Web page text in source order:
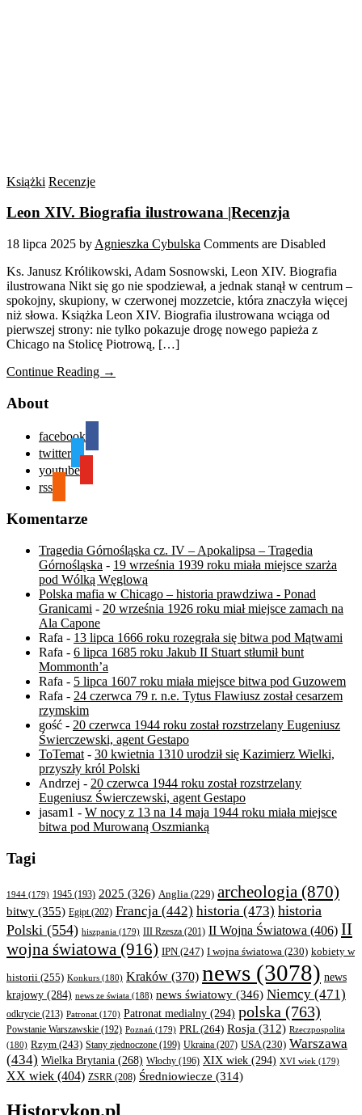
Książki Recenzje
Leon XIV. Biografia ilustrowana |Recenzja
18 lipca 2025 by Agnieszka Cybulska Comments are Disabled
Ks. Janusz Królikowski, Adam Sosnowski, Leon XIV. Biografia
ilustrowana Nikt się go nie spodziewał, a jednak stanął w centrum –
spokojny, skupiony, w czerwonej mozzetcie, która znaczyła więcej
niż słowa. Książka Leon XIV. Biografia ilustrowana wciąga od
pierwszej strony: nie tylko pokazuje drogę nowego papieża z
Chicago na Stolicę Piotrową, […]
Continue Reading →
About
facebook
twitter
youtube
rss
Komentarze
Tragedia Górnośląska cz. IV – Apokalipsa – Tragedia
Górnośląska - 19 września 1939 roku miała miejsce szarża
pod Wólką Węglową
Polska mafia w Chicago – historia prawdziwa - Ponad
Granicami - 20 września 1926 roku miał miejsce zamach na
Ala Capone
Rafa - 13 lipca 1666 roku rozegrała się bitwa pod Mątwami
Rafa - 6 lipca 1685 roku Jakub II Stuart stłumił bunt
Mommonth’a
Rafa - 5 lipca 1607 roku miała miejsce bitwa pod Guzowem
Rafa - 24 czerwca 79 r. n.e. Tytus Flawiusz został cesarzem
rzymskim
gość - 20 czerwca 1944 roku został rozstrzelany Eugeniusz
Świerczewski, agent Gestapo
ToTemat - 30 kwietnia 1310 urodził się Kazimierz Wielki,
przyszły król Polski
Andrzej - 20 czerwca 1944 roku został rozstrzelany
Eugeniusz Świerczewski, agent Gestapo
jasam1 - W nocy z 13 na 14 maja 1944 roku miała miejsce
bitwa pod Murowaną Oszmianką
Tagi
1944 (179) 1945 (193) 2025 (326) Anglia (229) archeologia (870)
bitwy (355) Egipt(202) Francja (442) historia (473) historia
Polski (554) hiszpania (179) III Rzesza (201) II Wojna Światowa (406) II
wojna światowa (916) IPN (247) I wojna światowa (230) kobiety w
historii (255) Konkurs (180) Kraków (370) news (3078) news
krajowy (284) news ze świata (188) news światowy (346) Niemcy (471)
odkrycie (213) Patronat (170) Patronat medialny (294) polska (763)
Powstanie Warszawskie (192) Poznań (179) PRL(264) Rosja (312) Rzeczpospolita
(180) Rzym (243) Stany zjednoczone (199) Ukraina (207) USA(230) Warszawa
(434) Wielka Brytania (268) Włochy (196) XIX wiek (294) XVI wiek (179)
XX wiek (404) ZSRR (208) Średniowiecze (314)